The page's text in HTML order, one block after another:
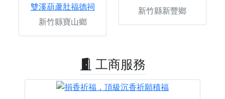
雙溪葫蘆肚福德祠
新竹縣寶山鄉
新竹縣新豐鄉
工商服務